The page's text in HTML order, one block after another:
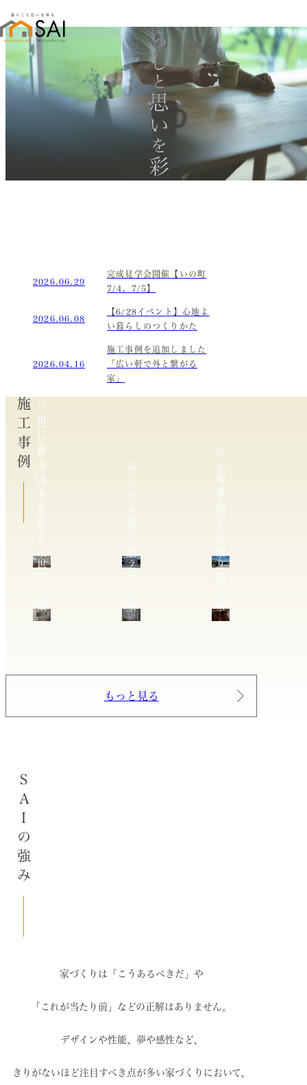
暮らし
と
思い
を
彩る
2026.06.29
完成見学会開催【いの町
7/4，7/5】
2026.06.08
【6/28イベント】心地よ
い暮らしのつくりかた
2026.04.16
施工事例を追加しました
「広い軒で外と繋がる
家」
施工事例
広
い
軒
で
外
と
繋
が
る
あ
え
て
を
選
広
が
り
を
愉
し
自
由
に
暮
ら
し、
支
え
合
う
世
家
空
ラ
家
複
雑
地
形
り
家
もっと見る
SAIの強み
家づくりは「こうあるべきだ」や
「これが当たり前」などの正解はありません。
デザインや性能、夢や感性など、
きりがないほど注目すべき点が多い家づくりにおいて、